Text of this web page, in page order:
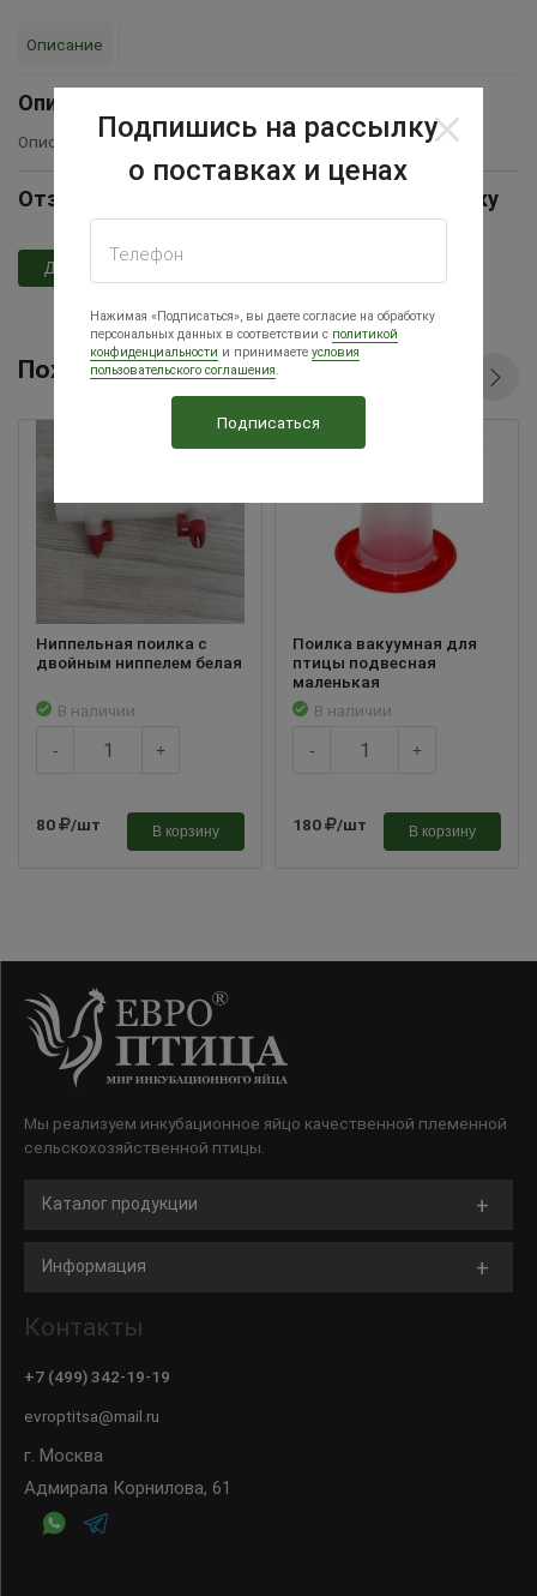
Описание
Описание
Описание товара временно отсутствует
Отзывы Поилка под банку, либо под бутылку
Добавить отзыв
Похожие товары
Ниппельная поилка с
двойным ниппелем белая
В наличии
- +
80 /шт В корзину
Поилка вакуумная для
птицы подвесная
маленькая
В наличии
- +
180 /шт В корзину
Мы реализуем инкубационное яйцо качественной племенной
сельскохозяйственной птицы.
Каталог продукции
Информация
Контакты
+7 (499) 342-19-19
evroptitsa@mail.ru
г. Москва
Адмирала Корнилова, 61
Подпишись на рассылку
о поставках и ценах
Телефон
Нажимая «Подписаться», вы даете согласие на обработку
персональных данных в соответствии с политикой
конфиденциальности и принимаете условия
пользовательского соглашения.